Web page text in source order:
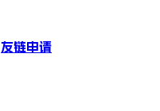
友链申请